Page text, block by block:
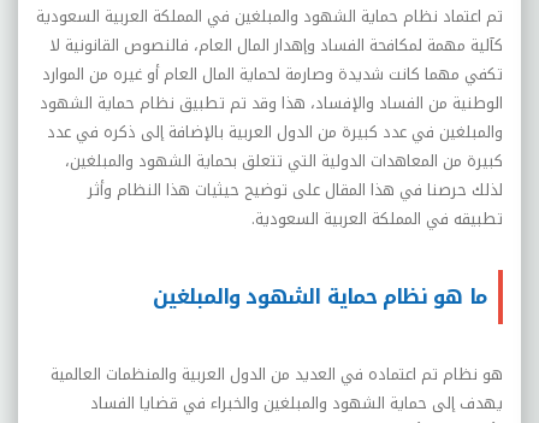
تم اعتماد نظام حماية الشهود والمبلغين في المملكة العربية السعودية
كآلية مهمة لمكافحة الفساد وإهدار المال العام، فالنصوص القانونية لا
تكفي مهما كانت شديدة وصارمة لحماية المال العام أو غيره من الموارد
الوطنية من الفساد والإفساد، هذا وقد تم تطبيق نظام حماية الشهود
والمبلغين في عدد كبيرة من الدول العربية بالإضافة إلى ذكره في عدد
كبيرة من المعاهدات الدولية التي تتعلق بحماية الشهود والمبلغين،
لذلك حرصنا في هذا المقال على توضيح حيثيات هذا النظام وأثر
تطبيقه في المملكة العربية السعودية.
ما هو نظام حماية الشهود والمبلغين
هو نظام تم اعتماده في العديد من الدول العربية والمنظمات العالمية
يهدف إلى حماية الشهود والمبلغين والخبراء في قضايا الفساد